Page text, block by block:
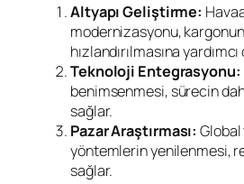
Altyapı Geliştirme:
modernizasyonu,
hızlandırılmasına
Teknoloji Entegrasyonu:
benimsenmesi, sürecin
sağlar.
Pazar Araştırması:
yöntemlerin yenilenmesi,
sağlar.